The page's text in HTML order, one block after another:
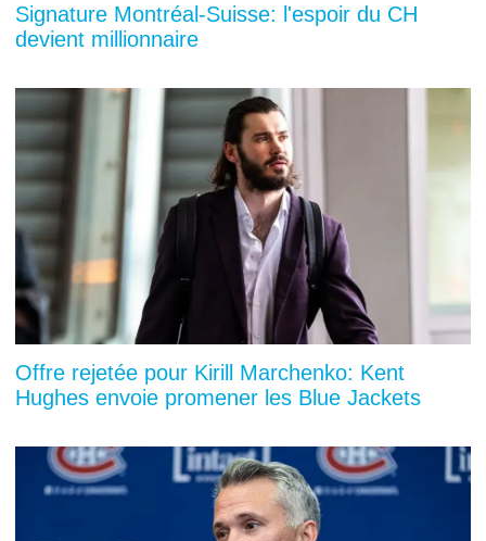
Signature Montréal-Suisse: l'espoir du CH
devient millionnaire
Offre rejetée pour Kirill Marchenko: Kent
Hughes envoie promener les Blue Jackets